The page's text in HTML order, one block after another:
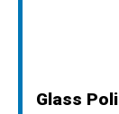
Glass